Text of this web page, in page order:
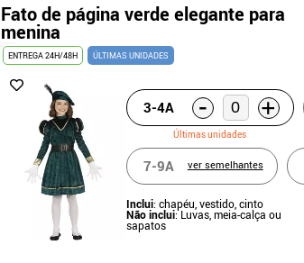
Fato de página verde elegante para
menina
ENTREGA 24H/48H ÚLTIMAS UNIDADES
3-4A - +
Últimas unidades
7-9A ver semelhantes
Inclui: chapéu, vestido, cinto
Não inclui: Luvas, meia-calça ou
sapatos